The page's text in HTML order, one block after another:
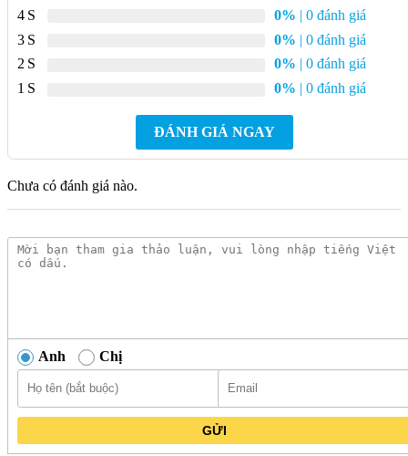
Đặc điểm nổi bật Van Xả Bồn Tiểu
American Standard WF-8619 Cảm Ứng
Dùng Điện
Thiết kế hiện đại:Kiểu dáng sang trọng, phù hợp với mọi
không gian nhà vệ sinh.
Hoạt động êm ái, không gây tiếng ồn.
4
0% | 0 đánh giá
3
0% | 0 đánh giá
2
0% | 0 đánh giá
1
0% | 0 đánh giá
ĐÁNH GIÁ NGAY
Chưa có đánh giá nào.
Anh Chị
GỬI